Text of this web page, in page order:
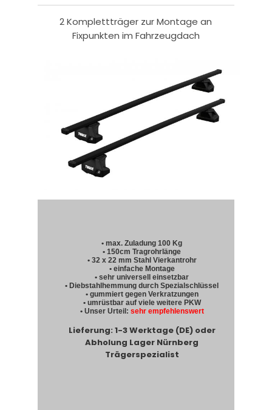
2 Komplettträger zur Montage an
Fixpunkten im Fahrzeugdach
• max. Zuladung 100 Kg
• 150cm Tragrohrlänge
• 32 x 22 mm Stahl Vierkantrohr
• einfache Montage
• sehr universell einsetzbar
• Diebstahlhemmung durch Spezialschlüssel
• gummiert gegen Verkratzungen
• umrüstbar auf viele weitere PKW
• Unser Urteil: sehr empfehlenswert
Lieferung: 1-3 Werktage (DE) oder
Abholung Lager Nürnberg
Trägerspezialist